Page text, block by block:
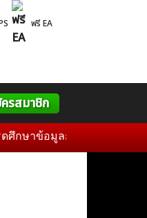
ฟรี EA
รสมาชิก
กิจกรรม
ฟอรั่ม
ษาข้อมูลก่อนการตัดสินใจลง